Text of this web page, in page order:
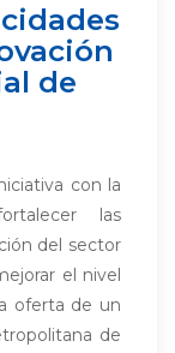
de
con la
las
del sector
el nivel
oferta de un
de